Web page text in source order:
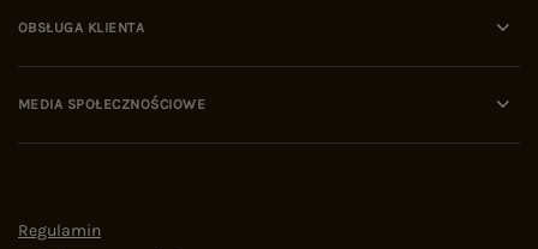
OBSŁUGA KLIENTA
MEDIA SPOŁECZNOŚCIOWE
Regulamin